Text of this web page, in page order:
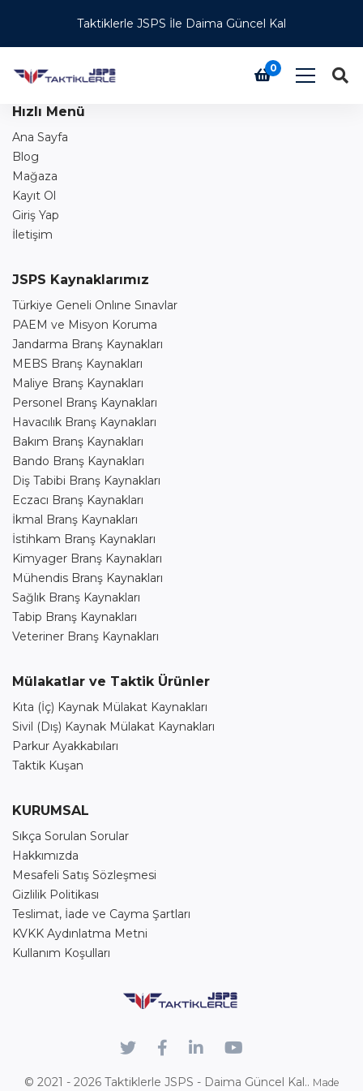
Taktiklerle JSPS İle Daima Güncel Kal
0
Hızlı Menü
Ana Sayfa
Blog
Mağaza
Kayıt Ol
Giriş Yap
İletişim
JSPS Kaynaklarımız
Türkiye Geneli Onlıne Sınavlar
PAEM ve Misyon Koruma
Jandarma Branş Kaynakları
MEBS Branş Kaynakları
Maliye Branş Kaynakları
Personel Branş Kaynakları
Havacılık Branş Kaynakları
Bakım Branş Kaynakları
Bando Branş Kaynakları
Diş Tabibi Branş Kaynakları
Eczacı Branş Kaynakları
İkmal Branş Kaynakları
İstihkam Branş Kaynakları
Kimyager Branş Kaynakları
Mühendis Branş Kaynakları
Sağlık Branş Kaynakları
Tabip Branş Kaynakları
Veteriner Branş Kaynakları
Mülakatlar ve Taktik Ürünler
Kıta (İç) Kaynak Mülakat Kaynakları
Sivil (Dış) Kaynak Mülakat Kaynakları
Parkur Ayakkabıları
Taktik Kuşan
KURUMSAL
Sıkça Sorulan Sorular
Hakkımızda
Mesafeli Satış Sözleşmesi
Gizlilik Politikası
Teslimat, İade ve Cayma Şartları
KVKK Aydınlatma Metni
Kullanım Koşulları
© 2021 - 2026 Taktiklerle JSPS - Daima Güncel Kal.. Made